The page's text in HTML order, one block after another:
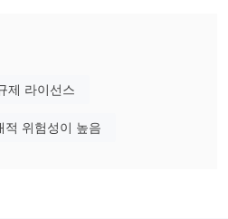
, 위험에 대해 주의하시기 바랍니
호 제품을 위한 거래 플랫폼 및 API
제 라이선스
적 위험성이 높음